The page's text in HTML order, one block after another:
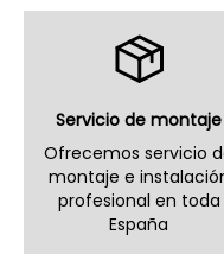
Servicio de montaje
Ofrecemos servicio
montaje e
profesional en toda
España